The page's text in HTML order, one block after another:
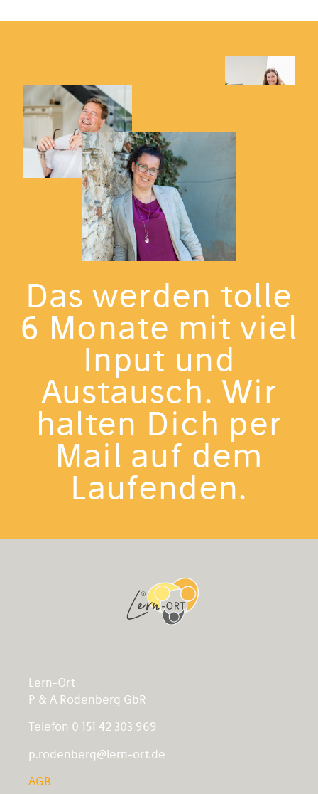
Das werden tolle
6 Monate mit viel
Input und
Austausch. Wir
halten Dich per
Mail auf dem
Laufenden.
Lern-Ort
P & A Rodenberg GbR
Telefon 0 151 42 303 969
p.rodenberg@lern-ort.de
AGB